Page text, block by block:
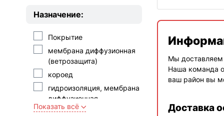
Мы доставляем
Наша команда
ваш район вы
Доставка
Газобетон 48
Керма
Рязанский
Тербунский Гончар
Строма
Назначение:
Покрытие
мембрана диффузионная
(ветрозащита)
короед
гидроизоляция, мембрана
диффузионная
(ветрозащита)
Показать всё